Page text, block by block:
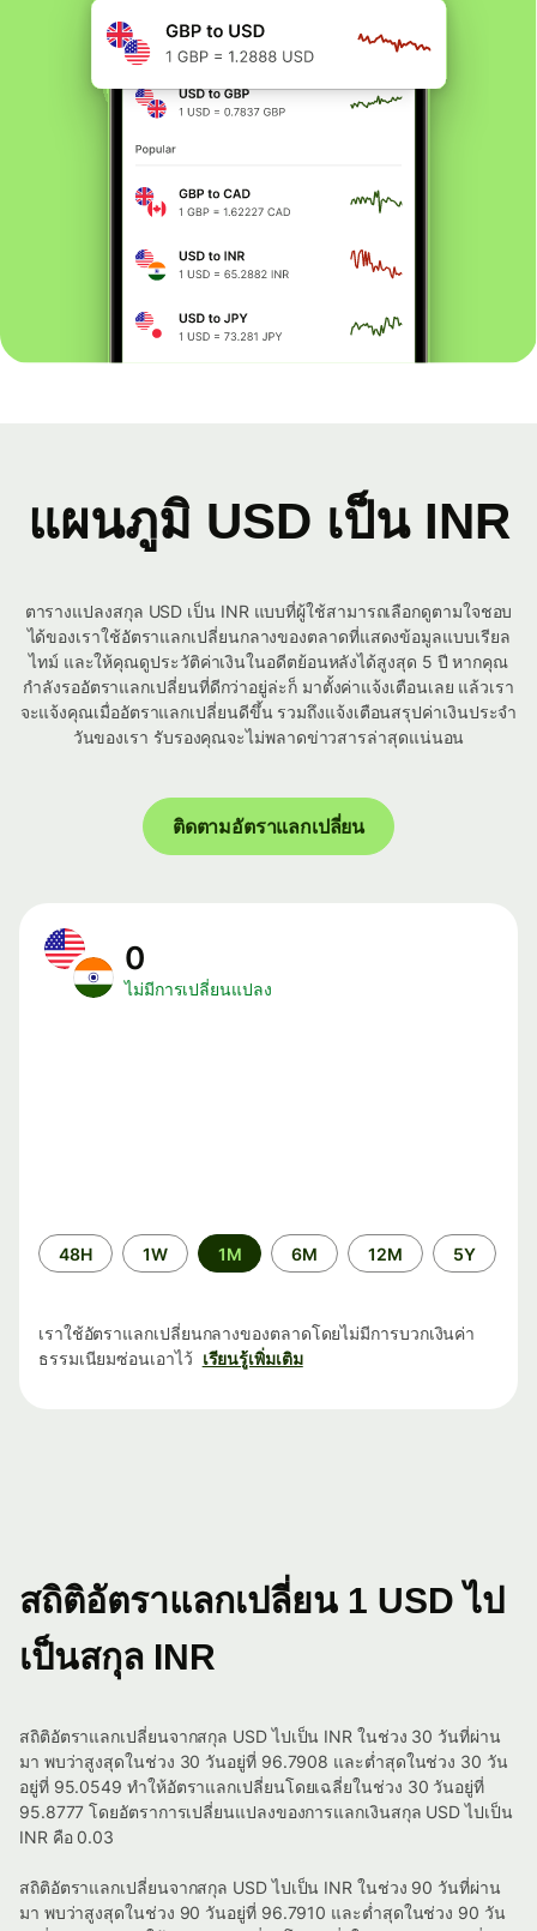
แผนภูมิ USD เป็น INR
ตารางแปลงสกุล USD เป็น INR แบบที่ผู้ใช้สามารถเลือกดูตามใจชอบ
ได้ของเราใช้อัตราแลกเปลี่ยนกลางของตลาดที่แสดงข้อมูลแบบเรียล
ไทม์ และให้คุณดูประวัติค่าเงินในอดีตย้อนหลังได้สูงสุด 5 ปี หากคุณ
กำลังรออัตราแลกเปลี่ยนที่ดีกว่าอยู่ล่ะก็ มาตั้งค่าแจ้งเตือนเลย แล้วเรา
จะแจ้งคุณเมื่ออัตราแลกเปลี่ยนดีขึ้น รวมถึงแจ้งเตือนสรุปค่าเงินประจำ
วันของเรา รับรองคุณจะไม่พลาดข่าวสารล่าสุดแน่นอน
ติดตามอัตราแลกเปลี่ยน
0
ไม่มีการเปลี่ยนแปลง
ระยะ
เวลา
48H 1W 1M 6M 12M 5Y
เราใช้อัตราแลกเปลี่ยนกลางของตลาดโดยไม่มีการบวกเงินค่า
ธรรมเนียมซ่อนเอาไว้ เรียนรู้เพิ่มเติม
สถิติอัตราแลกเปลี่ยน 1 USD ไป
เป็นสกุล INR
สถิติอัตราแลกเปลี่ยนจากสกุล USD ไปเป็น INR ในช่วง 30 วันที่ผ่าน
มา พบว่าสูงสุดในช่วง 30 วันอยู่ที่ 96.7908 และต่ำสุดในช่วง 30 วัน
อยู่ที่ 95.0549 ทำให้อัตราแลกเปลี่ยนโดยเฉลี่ยในช่วง 30 วันอยู่ที่
95.8777 โดยอัตราการเปลี่ยนแปลงของการแลกเงินสกุล USD ไปเป็น
INR คือ 0.03
สถิติอัตราแลกเปลี่ยนจากสกุล USD ไปเป็น INR ในช่วง 90 วันที่ผ่าน
มา พบว่าสูงสุดในช่วง 90 วันอยู่ที่ 96.7910 และต่ำสุดในช่วง 90 วัน